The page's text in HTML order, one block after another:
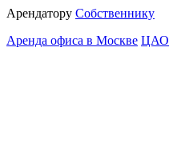
Арендатору Собственнику
Аренда офиса в Москве ЦАО